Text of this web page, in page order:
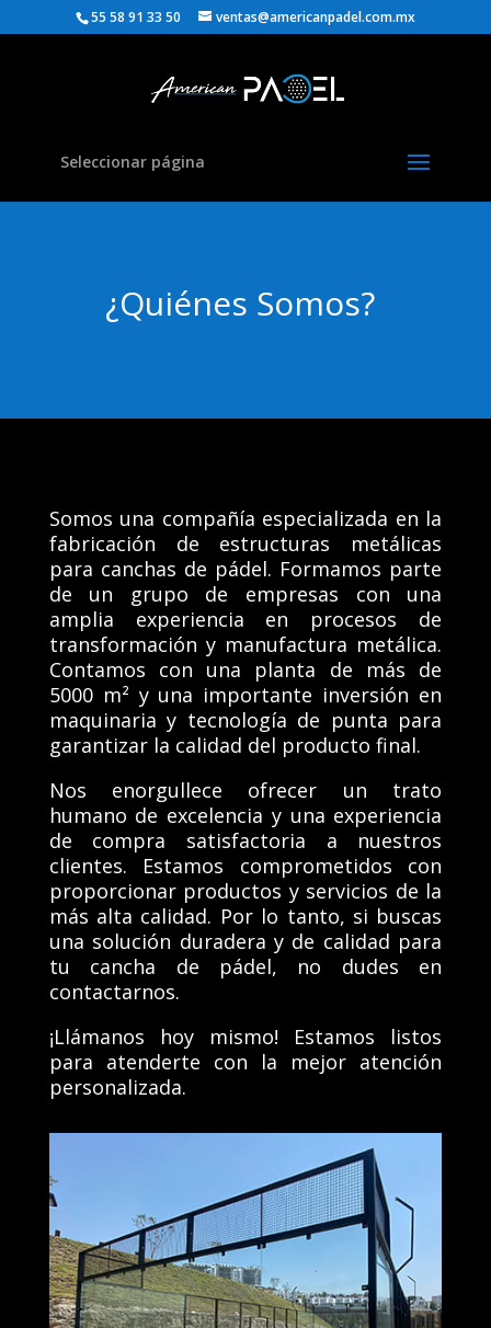
55 58 91 33 50 ventas@americanpadel.com.mx
Seleccionar página
¿Quiénes Somos?
Somos una compañía especializada en la
fabricación de estructuras metálicas
para canchas de pádel. Formamos parte
de un grupo de empresas con una
amplia experiencia en procesos de
transformación y manufactura metálica.
Contamos con una planta de más de
5000 m² y una importante inversión en
maquinaria y tecnología de punta para
garantizar la calidad del producto final.
Nos enorgullece ofrecer un trato
humano de excelencia y una experiencia
de compra satisfactoria a nuestros
clientes. Estamos comprometidos con
proporcionar productos y servicios de la
más alta calidad. Por lo tanto, si buscas
una solución duradera y de calidad para
tu cancha de pádel, no dudes en
contactarnos.
¡Llámanos hoy mismo! Estamos listos
para atenderte con la mejor atención
personalizada.